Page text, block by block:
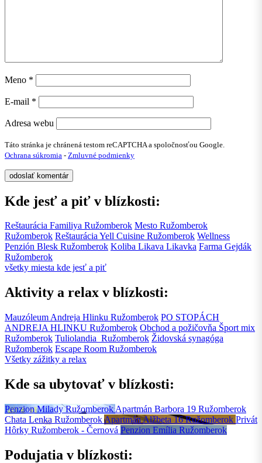
Meno *
E-mail *
Adresa webu
Táto stránka je chránená testom reCAPTCHA a spoločnosťou Google.
Ochrana súkromia - Zmluvné podmienky
Kde jesť a piť v blízkosti:
Reštaurácia Familiya Ružomberok Mesto Ružomberok
Ružomberok Reštaurácia Yell Cuisine Ružomberok Wellness
Penzión Blesk Ružomberok Koliba Likava Likavka Farma Gejdák
Ružomberok
všetky miesta kde jesť a piť
Aktivity a relax v blízkosti:
Mauzóleum Andreja Hlinku Ružomberok PO STOPÁCH
ANDREJA HLINKU Ružomberok Obchod a požičovňa Šport mix
Ružomberok Tuliolandia Ružomberok Židovská synagóga
Ružomberok Escape Room Ružomberok
Všetky zážitky a relax
Kde sa ubytovať v blízkosti:
Penzion MiladyRužomberokApartmán Barbora 19 Ružomberok
Chata Lenka RužomberokApartmán Alžbeta 16Ružomberok Privát
Hôrky Ružomberok - Černová Penzion Emília Ružomberok
Podujatia v blízkosti: